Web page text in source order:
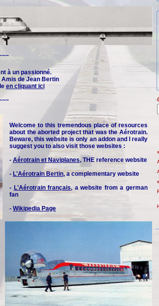
à un passionné.
Amis de Jean Bertin
en cliquant ici
Welcome to this tremendous place of resources
about the aborted project that was the Aérotrain.
Beware, this website is only an addon and I really
suggest you to also visit those websites :
- Aérotrain et Naviplanes, THE reference website
- L'Aérotrain Bertin, a complementary website
- L'Aérotrain français, a website from a german
fan
- Wikipedia Page